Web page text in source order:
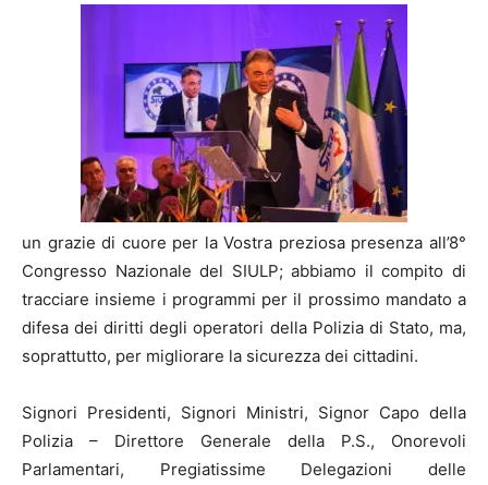
un grazie di cuore per la Vostra preziosa presenza all’8°
Congresso Nazionale del SIULP; abbiamo il compito di
tracciare insieme i programmi per il prossimo mandato a
difesa dei diritti degli operatori della Polizia di Stato, ma,
soprattutto, per migliorare la sicurezza dei cittadini.
Signori Presidenti, Signori Ministri, Signor Capo della
Polizia – Direttore Generale della P.S., Onorevoli
Parlamentari, Pregiatissime Delegazioni delle